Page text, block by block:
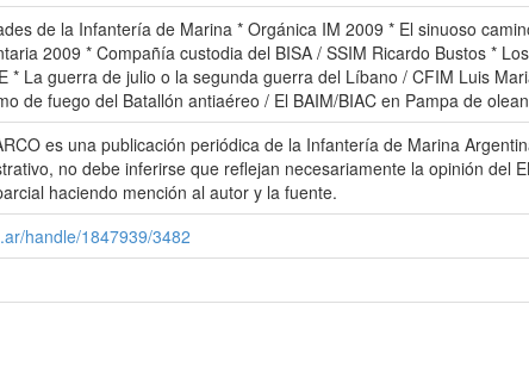
de la Infantería de Marina * Orgánica IM 2009 * El sinuoso
2009 * Compañía custodia del BISA / SSIM Ricardo Bustos *
* La guerra de julio o la segunda guerra del Líbano / CFIM Luis
de fuego del Batallón antiaéreo / El BAIM/BIAC en Pampa de
es una publicación periódica de la Infantería de Marina
no debe inferirse que reflejan necesariamente la opinión
haciendo mención al autor y la fuente.
handle/1847939/3482